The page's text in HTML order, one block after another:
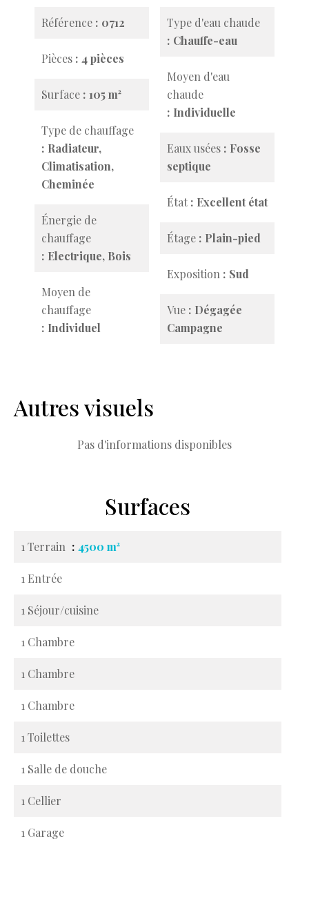
Référence 0712
Pièces 4 pièces
Surface 105 m²
Type de chauffage
Radiateur,
Climatisation,
Cheminée
Énergie de
chauffage
Electrique, Bois
Moyen de
chauffage
Individuel
Type d'eau chaude
Chauffe-eau
Moyen d'eau
chaude
Individuelle
Eaux usées
Fosse
septique
État Excellent état
Étage Plain-pied
Exposition Sud
Vue
Dégagée
Campagne
Autres visuels
Pas d'informations disponibles
Surfaces
1 Terrain 4500 m²
1 Entrée
1 Séjour/cuisine
1 Chambre
1 Chambre
1 Chambre
1 Toilettes
1 Salle de douche
1 Cellier
1 Garage